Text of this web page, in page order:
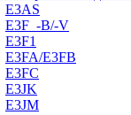
E3AS
E3F_-B/-V
E3F1
E3FA/E3FB
E3FC
E3JK
E3JM